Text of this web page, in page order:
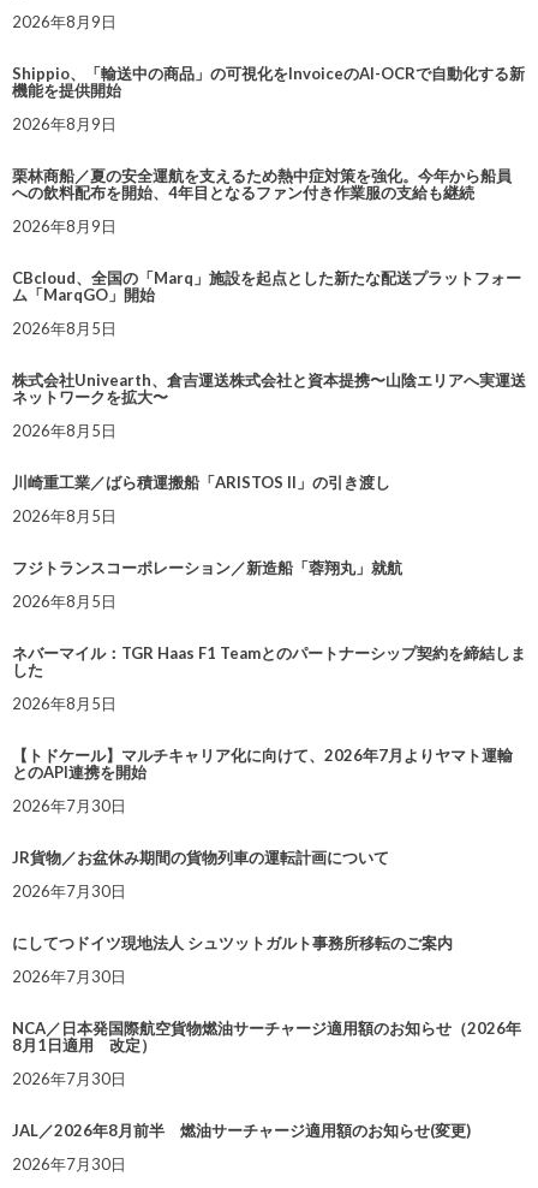
2026年8月9日
Shippio、「輸送中の商品」の可視化をInvoiceのAI-OCRで自動化する新
機能を提供開始
2026年8月9日
栗林商船／夏の安全運航を支えるため熱中症対策を強化。今年から船員
への飲料配布を開始、4年目となるファン付き作業服の支給も継続
2026年8月9日
CBcloud、全国の「Marq」施設を起点とした新たな配送プラットフォー
ム「MarqGO」開始
2026年8月5日
株式会社Univearth、倉吉運送株式会社と資本提携〜山陰エリアへ実運送
ネットワークを拡大〜
2026年8月5日
川崎重工業／ばら積運搬船「ARISTOS II」の引き渡し
2026年8月5日
フジトランスコーポレーション／新造船「蓉翔丸」就航
2026年8月5日
ネバーマイル：TGR Haas F1 Teamとのパートナーシップ契約を締結しま
した
2026年8月5日
【トドケール】マルチキャリア化に向けて、2026年7月よりヤマト運輸
とのAPI連携を開始
2026年7月30日
JR貨物／お盆休み期間の貨物列車の運転計画について
2026年7月30日
にしてつドイツ現地法人 シュツットガルト事務所移転のご案内
2026年7月30日
NCA／日本発国際航空貨物燃油サーチャージ適用額のお知らせ（2026年
8月1日適用 改定）
2026年7月30日
JAL／2026年8月前半 燃油サーチャージ適用額のお知らせ(変更)
2026年7月30日